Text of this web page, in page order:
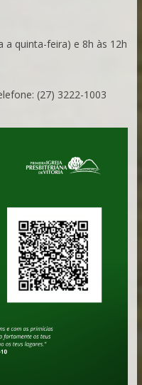
a quinta-feira) e 8h às 12h
(27) 3222-1003